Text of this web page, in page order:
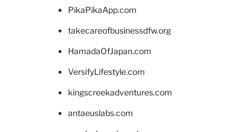
PikaPikaApp.com
takecareofbusinessdfw.org
HamadaOfJapan.com
VersifyLifestyle.com
kingscreekadventures.com
antaeuslabs.com